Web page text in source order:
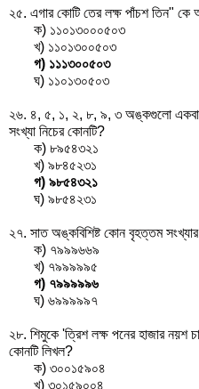
২৫. এগার কোটি তের লক্ষ পাঁচশ তিন" কে
ক) ১১০১৩০০০৫০৩
খ) ১১০১৩০০৫০৩
গ) ১১১৩০০৫০৩
ঘ) ১১০১৩০৫০৩
২৬. ৪, ৫, ১, ২, ৮, ৯, ৩ অঙ্কগুলো
সংখ্যা নিচের কোনটি?
ক) ৮৯৫৪৩২১
খ) ৯৮৪৫২৩১
গ) ৯৮৫৪৩২১
ঘ) ৯৮৫৪২৩১
২৭. সাত অঙ্কবিশিষ্ট কোন বৃহত্তম
ক) ৭৯৯৯৬৬৯
খ) ৭৯৯৯৯৯৫
গ) ৭৯৯৯৯৯৬
ঘ) ৬৯৯৯৯৯৭
২৮. শিমুকে 'ত্রিশ লক্ষ পনের হাজার নয়শ
কোনটি লিখল?
ক) ৩০০১৫৯০৪
খ) ৩০১৫৯০০৪